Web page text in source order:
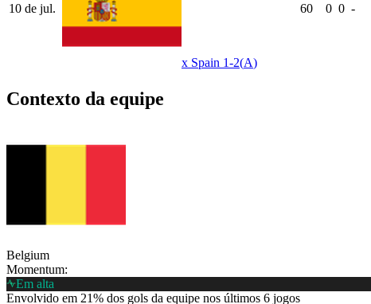
10 de jul.
x Spain 1-2(A)
60 0 0 -
Contexto da equipe
Belgium
Momentum:
Em alta
Envolvido em 21% dos gols da equipe nos últimos 6 jogos